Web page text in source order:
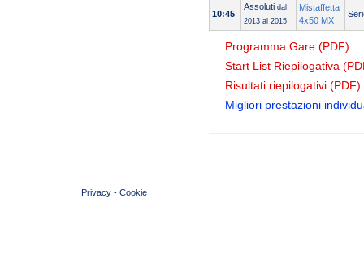
10:45
Assoluti dal
2013 al 2015
Mistaffetta
4x50 MX
Programma Gare (PDF)
Start List Riepilogativa
Risultati riepilogativi (PDF)
Migliori prestazioni
Privacy - Cookie